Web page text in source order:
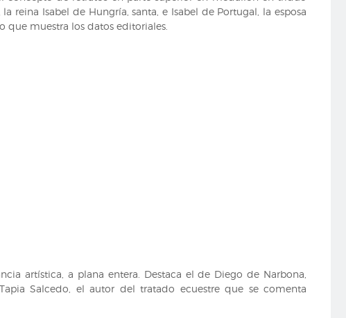
reina Isabel de Hungría, santa, e Isabel de Portugal, la esposa
que muestra los datos editoriales.
artística, a plana entera. Destaca el de Diego de Narbona,
Salcedo, el autor del tratado ecuestre que se comenta